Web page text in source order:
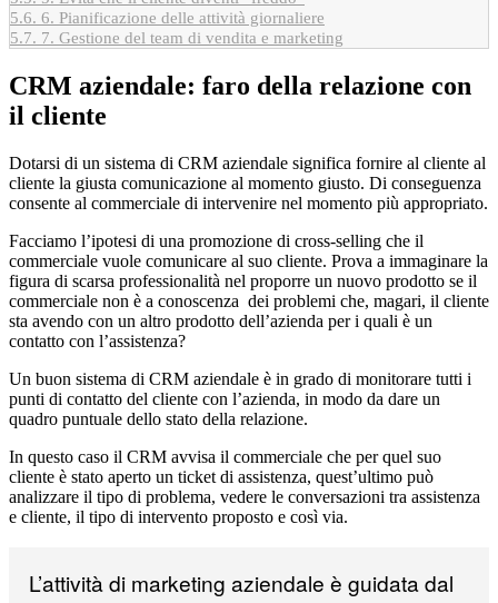
5.6. 6. Pianificazione delle attività giornaliere
5.7. 7. Gestione del team di vendita e marketing
CRM aziendale: faro della relazione con
il cliente
Dotarsi di un sistema di CRM aziendale significa fornire al cliente al
cliente la giusta comunicazione al momento giusto. Di conseguenza
consente al commerciale di intervenire nel momento più appropriato.
Facciamo l’ipotesi di una promozione di cross-selling che il
commerciale vuole comunicare al suo cliente. Prova a immaginare la
figura di scarsa professionalità nel proporre un nuovo prodotto se il
commerciale non è a conoscenza dei problemi che, magari, il cliente
sta avendo con un altro prodotto dell’azienda per i quali è un
contatto con l’assistenza?
Un buon sistema di CRM aziendale è in grado di monitorare tutti i
punti di contatto del cliente con l’azienda, in modo da dare un
quadro puntuale dello stato della relazione.
In questo caso il CRM avvisa il commerciale che per quel suo
cliente è stato aperto un ticket di assistenza, quest’ultimo può
analizzare il tipo di problema, vedere le conversazioni tra assistenza
e cliente, il tipo di intervento proposto e così via.
L’attività di marketing aziendale è guidata dal